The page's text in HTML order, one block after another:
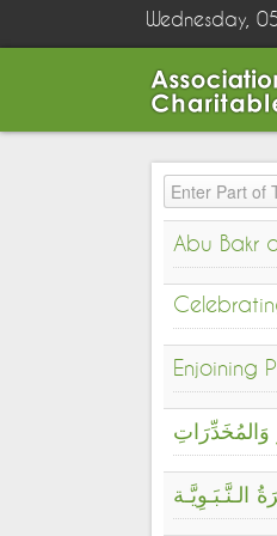
Wednesday,
Enter Part of
وَالمُخَدِّرَاتِ
الـنَّـبَـوِيَّـة